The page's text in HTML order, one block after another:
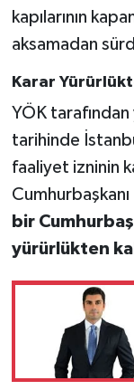
kapılarının
aksamadan
Karar
YÖK
tarihinde
faaliyet izninin
Cumhurbaşkanı
bir
yürürlükten